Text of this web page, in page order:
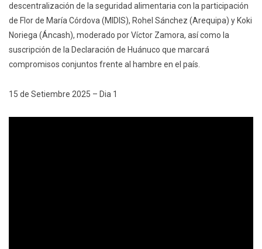
descentralización de la seguridad alimentaria con la participación
de Flor de María Córdova (MIDIS), Rohel Sánchez (Arequipa) y Koki
Noriega (Áncash), moderado por Víctor Zamora, así como la
suscripción de la Declaración de Huánuco que marcará
compromisos conjuntos frente al hambre en el país.
15 de Setiembre 2025 – Dia 1